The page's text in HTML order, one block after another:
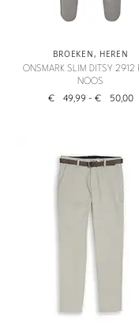
BROEKEN, HEREN
ONSMARK SLIM DITSY 2912
NOOS
€ 49,99 - € 50,00